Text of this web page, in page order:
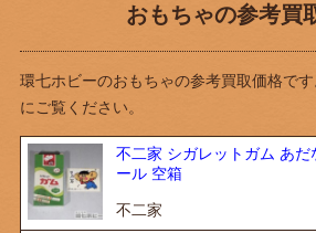
おもちゃの参考買
環七ホビーのおもちゃの参考買取価格で
にご覧ください。
不二家 シガレットガム あだ
ール 空箱
不二家